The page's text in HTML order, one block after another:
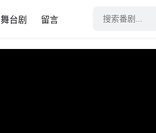
舞台剧 留言